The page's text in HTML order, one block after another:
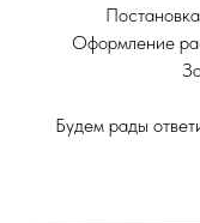
Оформление
Будем рады